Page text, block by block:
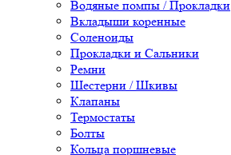
Водяные помпы / Прокладки
Вкладыши коренные
Соленоиды
Прокладки и Сальники
Ремни
Шестерни / Шкивы
Клапаны
Термостаты
Болты
Кольца поршневые